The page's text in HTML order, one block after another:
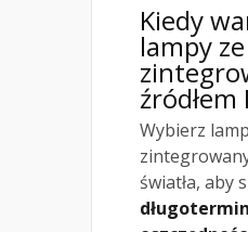
Kiedy
lampy ze
źródłem
Wybierz
światła, aby